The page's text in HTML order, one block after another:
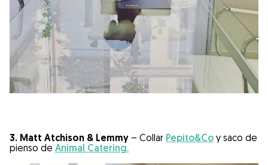
3. Matt Atchison & Lemmy – Collar Pepito&Co y saco de
pienso de Animal Catering.